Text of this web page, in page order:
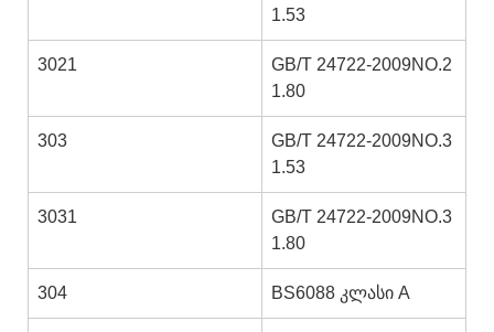
1.53
3021
GB/T 24722-2009NO.2
1.80
303
GB/T 24722-2009NO.3
1.53
3031
GB/T 24722-2009NO.3
1.80
304 BS6088 კლასი A